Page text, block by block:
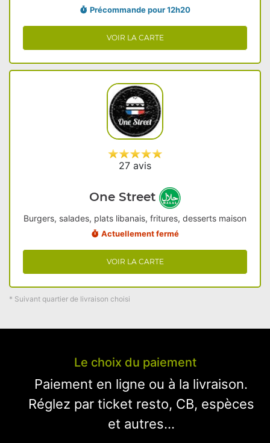
Précommande pour 12h20
VOIR LA CARTE
27 avis
One Street
Burgers, salades, plats libanais, fritures, desserts maison
Actuellement fermé
VOIR LA CARTE
* Suivant quartier de livraison choisi
Le choix du paiement
Paiement en ligne ou à la livraison.
Réglez par ticket resto, CB, espèces
et autres...